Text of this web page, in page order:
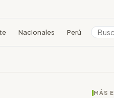
Nacionales Perú
MÁS